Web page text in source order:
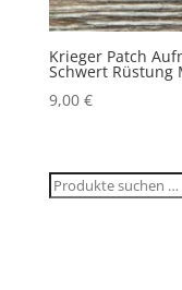
Krieger Patch
Schwert Rüstung
9,00 €
Suchen